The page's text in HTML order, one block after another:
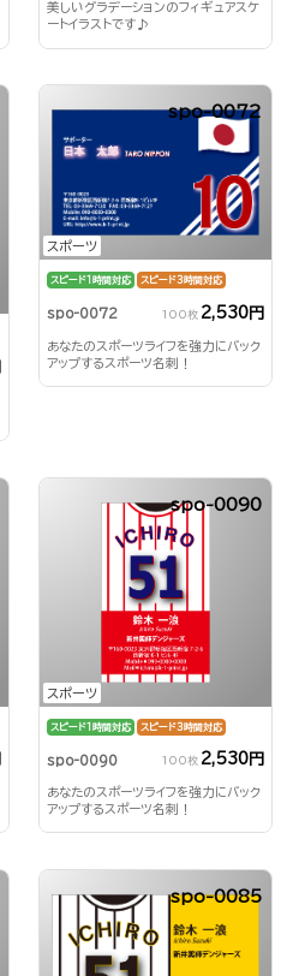
美しいグラデーションのフィギュアスケ
ートイラストです♪
スポーツ
spo-0072
スピード1時間対応 スピード3時間対応
spo-0072 100枚 2,530円
あなたのスポーツライフを強力にバック
アップするスポーツ名刺！
スポーツ
spo-0090
スピード1時間対応 スピード3時間対応
spo-0090 100枚 2,530円
あなたのスポーツライフを強力にバック
アップするスポーツ名刺！
spo-0085